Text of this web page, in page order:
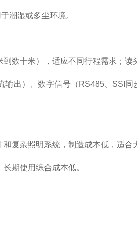
湿或多尘环境。
十米），适应不同行程需求；读
）、数字信号（RS485、SSI同
杂照明系统，制造成本低，适合
期使用综合成本低。